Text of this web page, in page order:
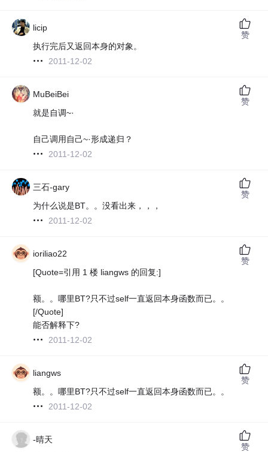
licip
执行完后又返回本身的对象。
2011-12-02
赞
MuBeiBei
就是自调~·
自己调用自己~·形成递归？
2011-12-02
赞
三石-gary
为什么说是BT。。没看出来，，，
2011-12-02
赞
ioriliao22
[Quote=引用 1 楼 liangws 的回复:]
额。。哪里BT?只不过self一直返回本身函数而已。。
[/Quote]
能否解释下?
2011-12-02
赞
liangws
额。。哪里BT?只不过self一直返回本身函数而已。。
2011-12-02
赞
-晴天
赞